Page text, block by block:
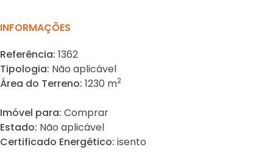
INFORMAÇÕES
Referência: 1362
Tipologia: Não aplicável
Área do Terreno: 1230 m2
Imóvel para: Comprar
Estado: Não aplicável
Certificado Energético: isento